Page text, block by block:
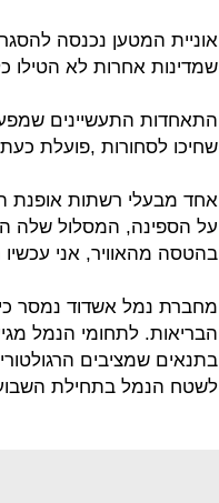
אוניית המטען נכנסה
שמדינות אחרות לא הטילו
התאחדות התעשיינים
שחיכו לסחורות ,פועלת
אחד מבעלי רשתות אופנת
על הספינה, המסלול שלה
בהטסה מהאוויר, אני
מחברת נמל אשדוד נמסר
הבריאות. לתחומי הנמל
בתנאים שמציבים
לשטח הנמל בתחילת